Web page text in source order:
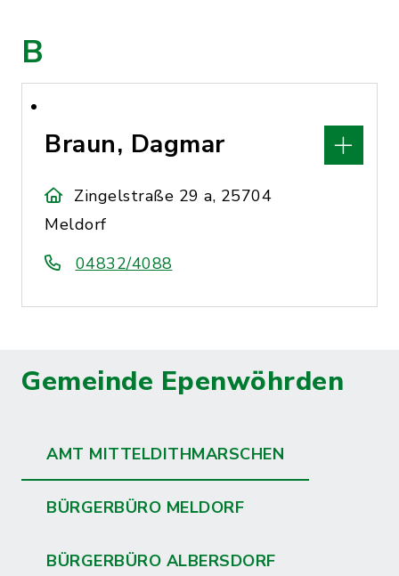
B
Braun, Dagmar
Zingelstraße 29 a, 25704
Meldorf
04832/4088
Gemeinde Epenwöhrden
AMT MITTELDITHMARSCHEN
BÜRGERBÜRO MELDORF
BÜRGERBÜRO ALBERSDORF